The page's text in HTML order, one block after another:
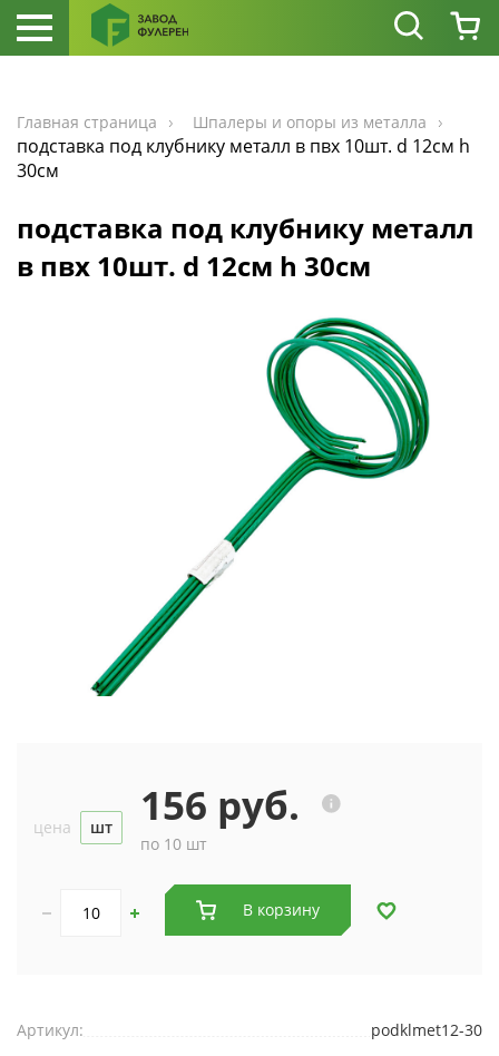
Главная страница Шпалеры и опоры из металла
подставка под клубнику металл в пвх 10шт. d 12см h
30см
подставка под клубнику металл
в пвх 10шт. d 12см h 30см
цена шт 156 руб.
по 10 шт
В корзину
Артикул: podklmet12-30